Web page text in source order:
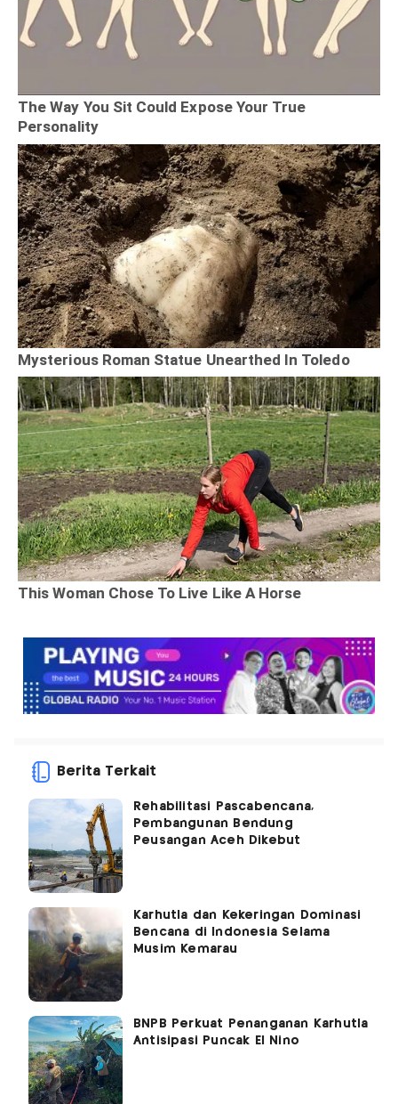
Berita Terkait
Rehabilitasi Pascabencana,
Pembangunan Bendung
Peusangan Aceh Dikebut
Karhutla dan Kekeringan Dominasi
Bencana di Indonesia Selama
Musim Kemarau
BNPB Perkuat Penanganan Karhutla
Antisipasi Puncak El Nino